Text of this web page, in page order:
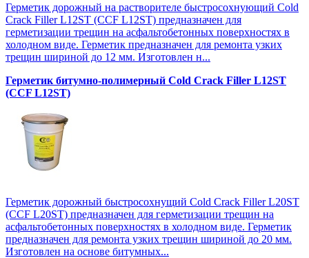
Герметик дорожный на растворителе быстросохнующий Cold
Crack Filler L12SТ (CCF L12SТ) предназначен для
герметизации трещин на асфальтобетонных поверхностях в
холодном виде. Герметик предназначен для ремонта узких
трещин шириной до 12 мм. Изготовлен н...
Герметик битумно-полимерный Cold Crack Filler L12SТ
(CCF L12SТ)
Герметик дорожный быстросохнущий Cold Crack Filler L20SТ
(CCF L20SТ) предназначен для герметизации трещин на
асфальтобетонных поверхностях в холодном виде. Герметик
предназначен для ремонта узких трещин шириной до 20 мм.
Изготовлен на основе битумных...